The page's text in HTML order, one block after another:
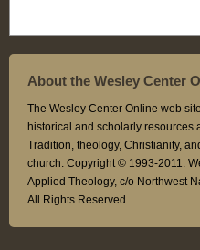
About the Wesley Center
The Wesley Center Online web
historical and scholarly resources
Tradition, theology, Christianity,
church. Copyright © 1993-2011.
Applied Theology, c/o Northwest
All Rights Reserved.